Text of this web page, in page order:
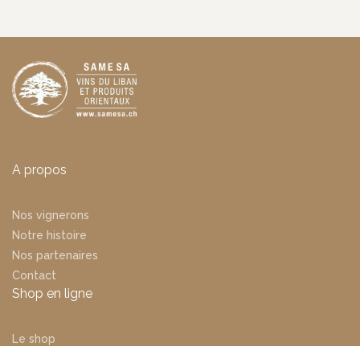
A propos
Nos vignerons
Notre histoire
Nos partenaires
Contact
Shop en ligne
Le shop